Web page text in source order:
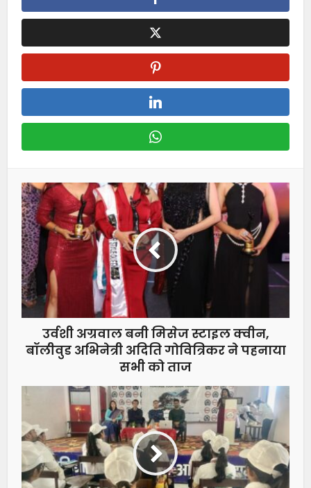
उर्वशी अग्रवाल बनी मिसेज स्टाइल क्वीन,
बॉलीवुड अभिनेत्री अदिति गोवित्रिकर ने पहनाया
सभी को ताज